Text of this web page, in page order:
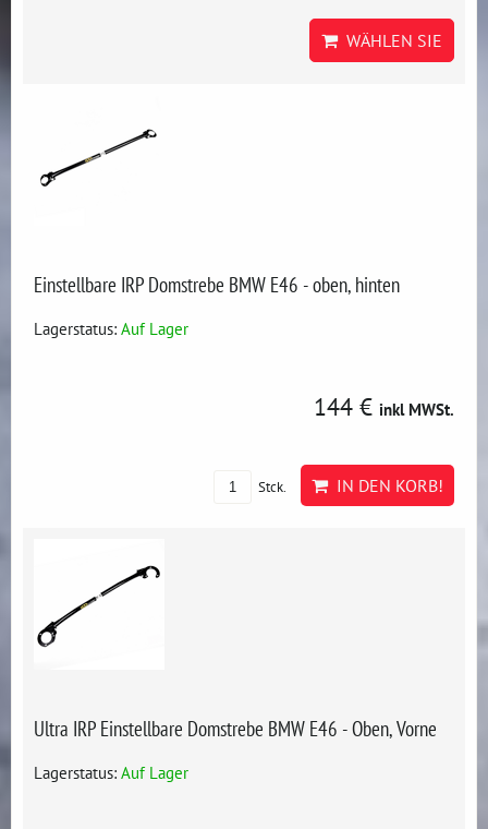
WÄHLEN SIE
Einstellbare IRP Domstrebe BMW E46 - oben, hinten
Lagerstatus: Auf Lager
144 € inkl MWSt.
Stck. IN DEN KORB!
Ultra IRP Einstellbare Domstrebe BMW E46 - Oben, Vorne
Lagerstatus: Auf Lager